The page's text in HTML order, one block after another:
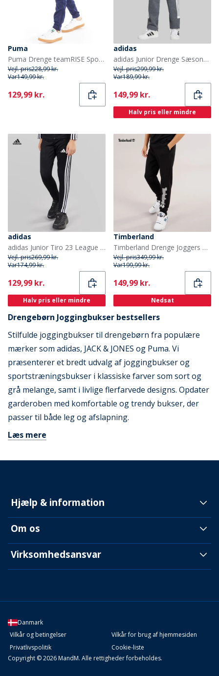
Puma
Puma Drenge teamRISE Sport træningsbukser Blå
Vejl. pris228,99 kr.
Var149,99 kr.
Current
129,99 kr.
adidas
adidas Junior Drenge Sæsonens Essentielle Tiberio 3 Striber Joggebukser Drak Grey/Hvid/Wonder Sage
Vejl. pris299,99 kr.
Var189,99 kr.
Current
149,99 kr.
Halv pris eller mindre
adidas
adidas Junior Tiro 23 League træningsbukser Sort
Vejl. pris269,99 kr.
Var174,99 kr.
Current
129,99 kr.
Halv pris eller mindre
Timberland
Timberland Drenge Joggers Black Black
Vejl. pris349,99 kr.
Var199,99 kr.
Current
149,99 kr.
Nedsat
Drengebørn Joggingbukser bestsellers
Stilfulde joggingbukser til drengebørn fra populære
mærker som adidas, JACK & JONES og Puma. Vi
præsenterer et bredt udvalg af joggingbukser og
sportstræningsbukser i klassiske farver som sort og
grå melange, samt i livlige flerfarvede designs. Opdater
garderoben med komfortable og trendy bukser, der
passer til både leg og afslapning.
Læs mere
Hjælp & information
Om os
Virksomhedsansvar
Danmark
Vilkår og betingelser
Vilkår for brug af hjemmesiden
Privatlivspolitik
Cookie-liste
Copyright © 2026 MandM. Alle rettigheder forbeholdes.